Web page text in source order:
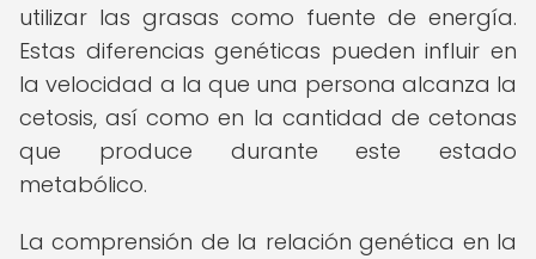
utilizar las grasas como fuente de energía.
Estas diferencias genéticas pueden influir en
la velocidad a la que una persona alcanza la
cetosis, así como en la cantidad de cetonas
que produce durante este estado
metabólico.
La comprensión de la relación genética en la